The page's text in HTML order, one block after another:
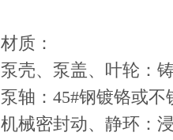
材质：
泵壳、泵盖、叶轮：
泵轴：45#钢镀铬或不
机械密封动、静环：